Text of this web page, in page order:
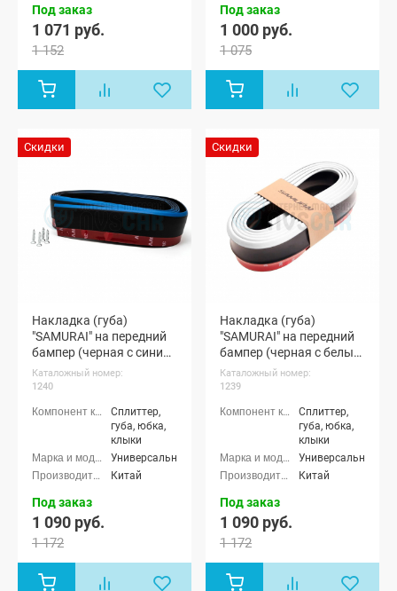
Под заказ
1 071 руб.
1 152
Под заказ
1 000 руб.
1 075
Скидки
Накладка (губа)
"SAMURAI" на передний
бампер (черная с синим
кантом)
Каталожный номер:
1240
Сплиттер,
губа, юбка,
клыки
Универсальные
Китай
Под заказ
1 090 руб.
1 172
Скидки
Накладка (губа)
"SAMURAI" на передний
бампер (черная с белым
кантом)
Каталожный номер:
1239
Сплиттер,
губа, юбка,
клыки
Универсальные
Китай
Под заказ
1 090 руб.
1 172